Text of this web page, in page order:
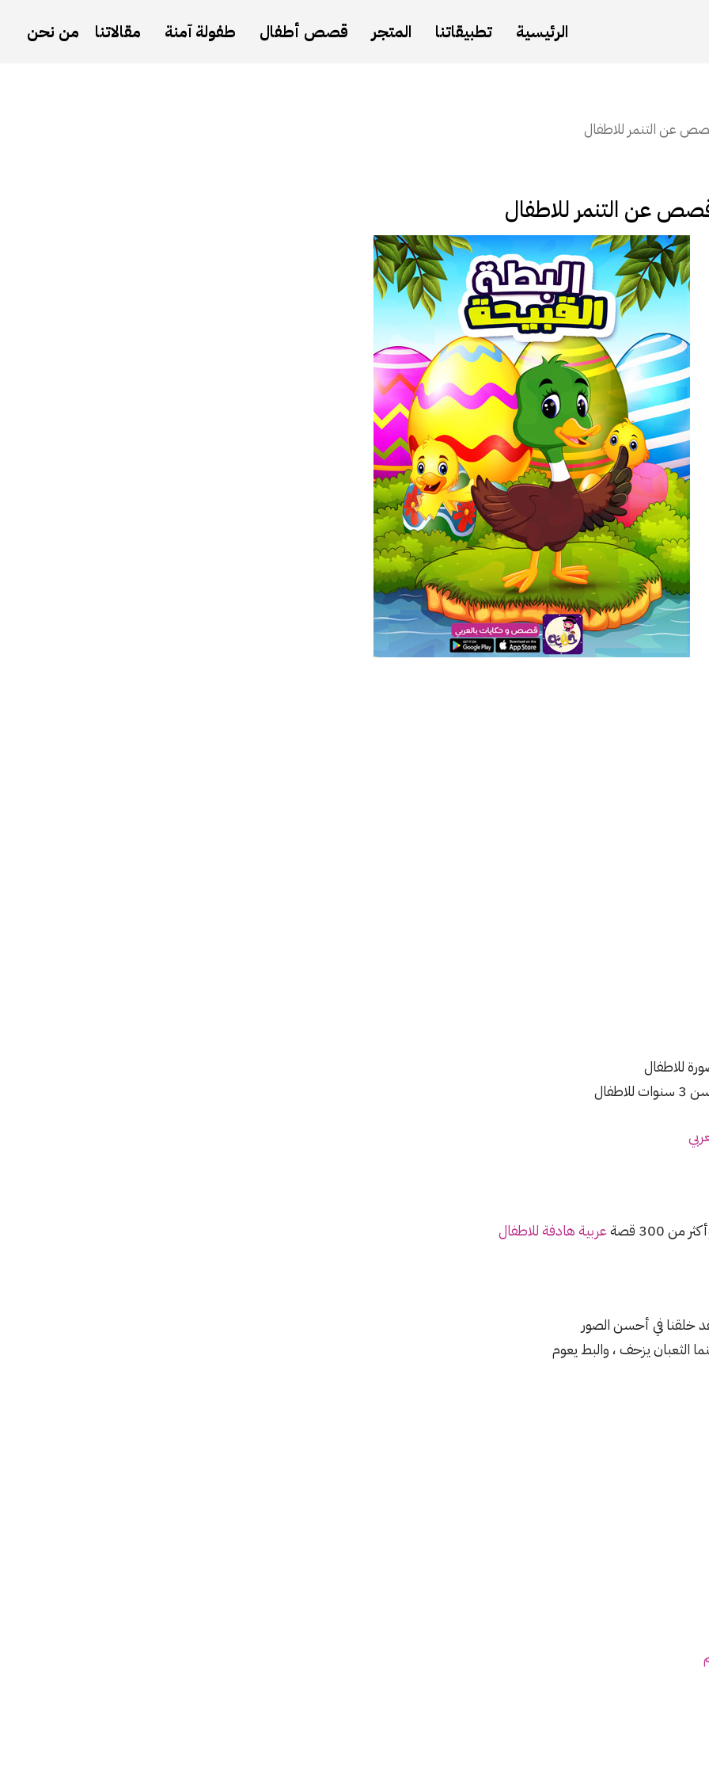
الرئيسية تطبيقاتنا المتجر قصص أطفال طفولة آمنة مقالاتنا من نحن
عن التنمر للاطفال
عن التنمر للاطفال
للاطفال
قصة
عربية هادفة للاطفال
خلقنا في أحسن الصور
الثعبان يزحف ، والبط يعوم